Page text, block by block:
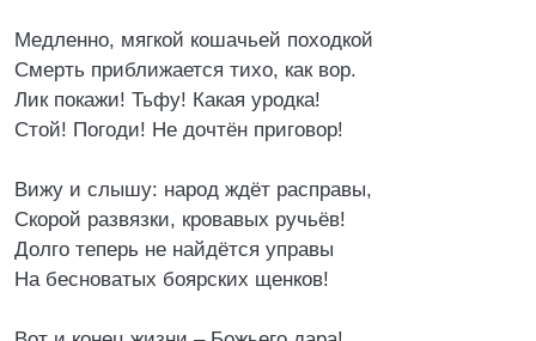
Медленно, мягкой кошачьей походкой
Смерть приближается тихо, как вор.
Лик покажи! Тьфу! Какая уродка!
Стой! Погоди! Не дочтён приговор!
Вижу и слышу: народ ждёт расправы,
Скорой развязки, кровавых ручьёв!
Долго теперь не найдётся управы
На бесноватых боярских щенков!